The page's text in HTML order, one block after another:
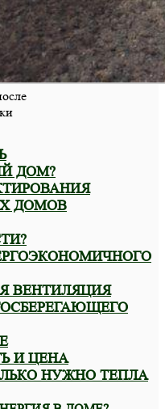
ДОМ?
ДОМОВ
ВЕНТИЛЯЦИЯ
И ЦЕНА
НУЖНО ТЕПЛА